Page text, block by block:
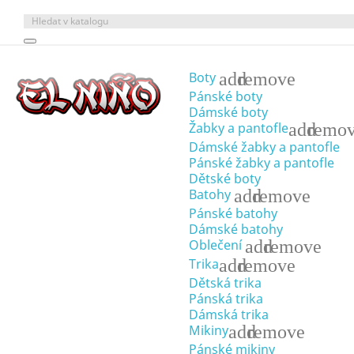
Boty addremove
Pánské boty
Dámské boty
Žabky a pantofleadd
Dámské žabky a pantofle
Pánské žabky a pantofle
Dětské boty
Batohy addremove
Pánské batohy
Dámské batohy
Oblečení addremove
Trikaaddremove
Dětská trika
Pánská trika
Dámská trika
Mikinyaddremove
Pánské mikiny